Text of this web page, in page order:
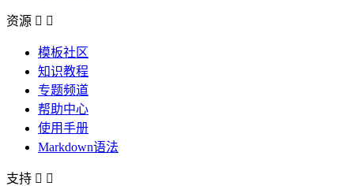
资源  
模板社区
知识教程
专题频道
帮助中心
使用手册
Markdown语法
支持  